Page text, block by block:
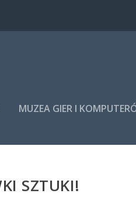
MUZEA GIER I
SZTUKI!